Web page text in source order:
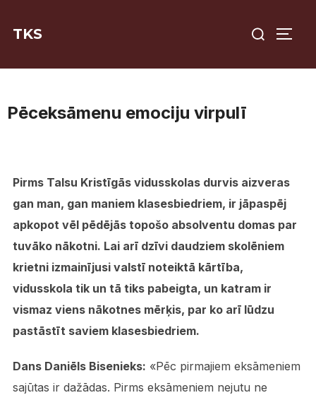
TKS
for:
Pēceksāmenu emociju virpulī
Pirms Talsu Kristīgās vidusskolas durvis aizveras
gan man, gan maniem klasesbiedriem, ir jāpaspēj
apkopot vēl pēdējās topošo absolventu domas par
tuvāko nākotni. Lai arī dzīvi daudziem skolēniem
krietni izmainījusi valstī noteiktā kārtība,
vidusskola tik un tā tiks pabeigta, un katram ir
vismaz viens nākotnes mērķis, par ko arī lūdzu
pastāstīt saviem klasesbiedriem.
Dans Daniēls Bisenieks: «Pēc pirmajiem eksāmeniem
sajūtas ir dažādas. Pirms eksāmeniem nejutu ne